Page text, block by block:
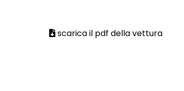
scarica il pdf della vettura